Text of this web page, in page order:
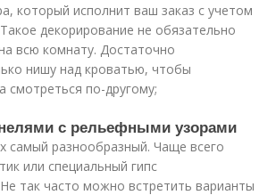
который исполнит ваш заказ с учетом
декорирование не обязательно
всю комнату. Достаточно
нишу над кроватью, чтобы
смотреться по-другому;
с рельефными узорами
самый разнообразный. Чаще всего
или специальный гипс
так часто можно встретить варианты